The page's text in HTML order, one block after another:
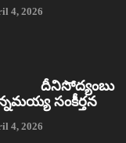
4, 2026
దీనిసోద్యంబు
సంకీర్తన
4, 2026